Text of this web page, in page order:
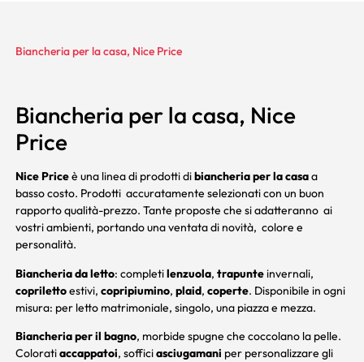
Biancheria per la casa, Nice Price
Biancheria per la casa, Nice
Price
Nice Priceè una linea di prodotti dibiancheria per la casaa
basso costo. Prodotti accuratamente selezionati con un buon
rapporto qualità-prezzo. Tante proposte che si adatteranno ai
vostri ambienti, portando una ventata di novità, colore e
personalità.
Biancheria da letto: completilenzuola, trapunteinvernali,
coprilettoestivi, copripiumino, plaid, coperte. Disponibile in ogni
misura: per letto matrimoniale, singolo, una piazza e mezza.
Biancheria per il bagno, morbide spugne che coccolano la pelle.
Coloratiaccappatoi, sofficiasciugamani per personalizzare gli